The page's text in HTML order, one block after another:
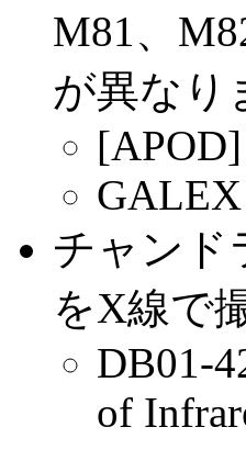
M81、
が異なり
GALEX
チャンド
をX線で
DB01-
of